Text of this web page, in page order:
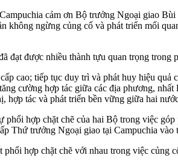
cảm ơn Bộ trưởng Ngoại giao
không ngừng củng cố và phát triển mối
được nhiều thành tựu quan trọng trong
cao; tiếp tục duy trì và phát huy hiệu
cường hợp tác giữa các địa phương,
hợp tác và phát triển bền vững giữa hai
hợp chặt chẽ của hai Bộ trong việc
Thứ trưởng Ngoại giao tại Campuchia vào
hợp chặt chẽ với nhau trong việc